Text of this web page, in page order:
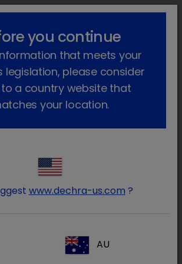
lock_outline search menu
Produtos
Só com receita veterinária
Euthasol
you continue
that meets your
legislation, please consider
a country website that
your location.
www.dechra-us.com ?
AU